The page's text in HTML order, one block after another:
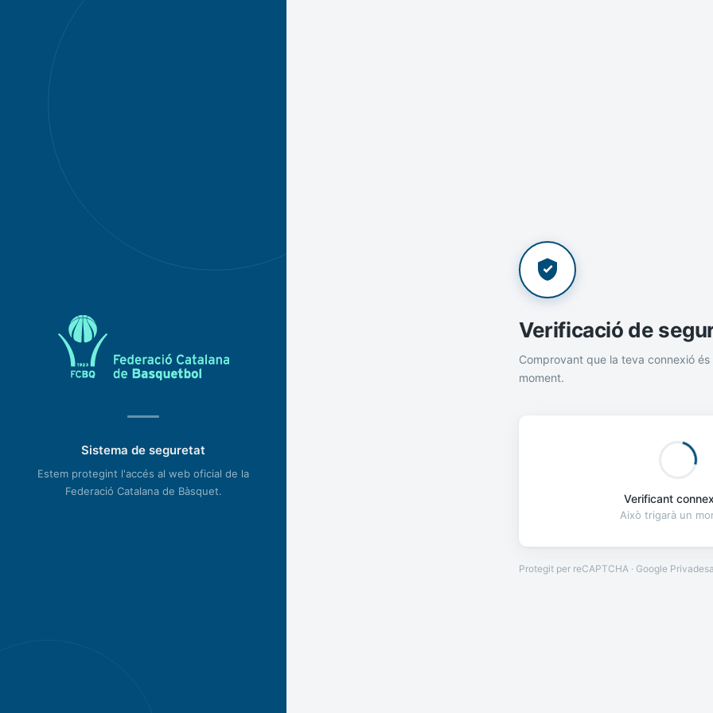
Sistema de seguretat
Estem protegint l'accés al web oficial de la
Federació Catalana de Bàsquet.
Verificació de
Comprovant que la teva connexió és
moment.
Verificant
Això trigarà un
Protegit per reCAPTCHA · Google Privadesa